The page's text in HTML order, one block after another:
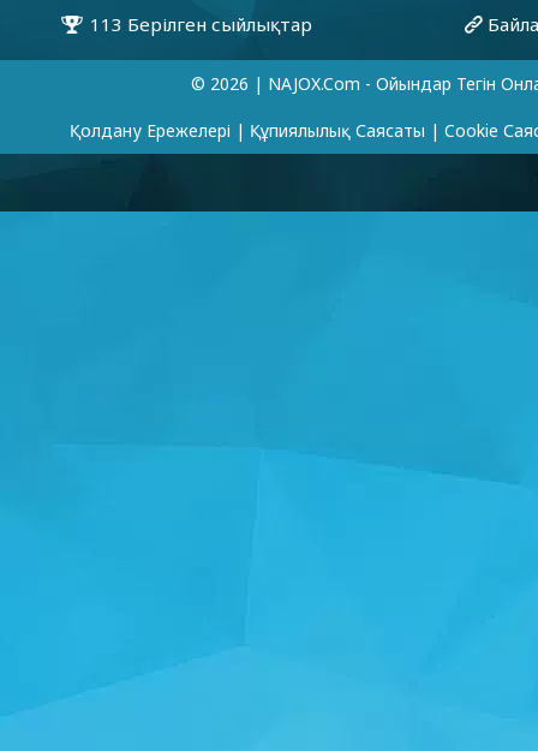
© 2026 | NAJOX.com - Ойындар Тегін
Қолдану Ережелері | Құпиялылық Саясаты | Cookie